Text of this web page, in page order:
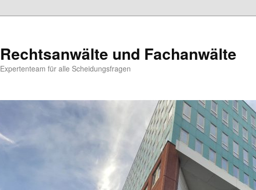
Rechtsanwälte und Fachanwälte
Expertenteam für alle Scheidungsfragen